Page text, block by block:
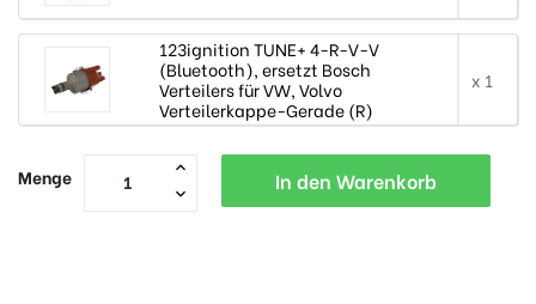
123ignition TUNE+ 4-R-V-V
(Bluetooth), ersetzt Bosch
Verteilers für VW, Volvo
Verteilerkappe-Gerade (R)
x 1
Menge In den Warenkorb